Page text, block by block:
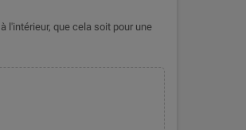
l'intérieur, que cela soit pour une